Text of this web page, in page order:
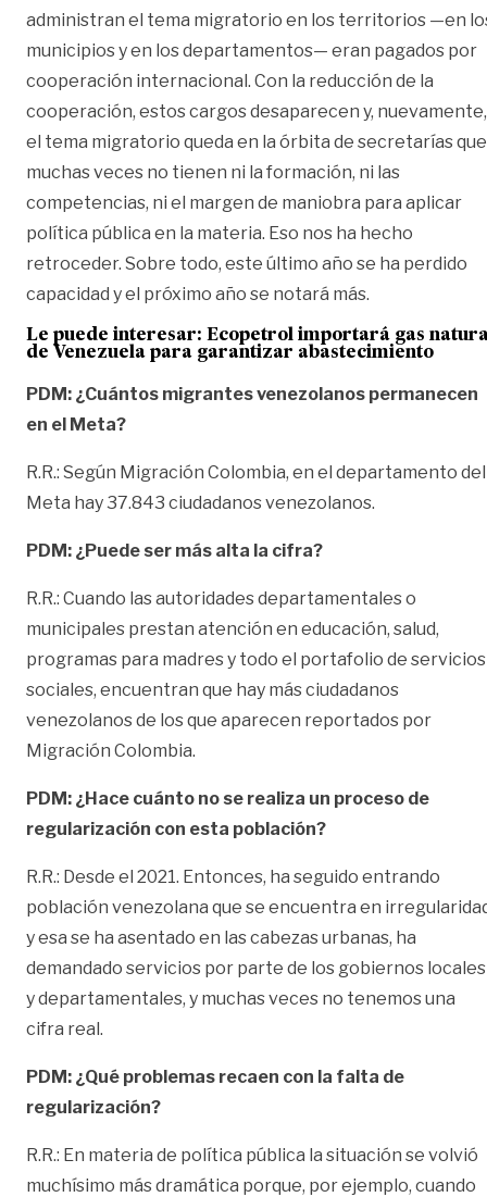
administran el tema migratorio en los territorios —en
municipios y en los departamentos— eran pagados por
cooperación internacional. Con la reducción de la
cooperación, estos cargos desaparecen y, nuevamente,
el tema migratorio queda en la órbita de secretarías que
muchas veces no tienen ni la formación, ni las
competencias, ni el margen de maniobra para aplicar
política pública en la materia. Eso nos ha hecho
retroceder. Sobre todo, este último año se ha perdido
capacidad y el próximo año se notará más.
Le puede interesar: Ecopetrol importará gas
de Venezuela para garantizar abastecimiento
PDM: ¿Cuántos migrantes venezolanos permanecen
en el Meta?
R.R.: Según Migración Colombia, en el departamento del
Meta hay 37.843 ciudadanos venezolanos.
PDM: ¿Puede ser más alta la cifra?
R.R.: Cuando las autoridades departamentales o
municipales prestan atención en educación, salud,
programas para madres y todo el portafolio de servicios
sociales, encuentran que hay más ciudadanos
venezolanos de los que aparecen reportados por
Migración Colombia.
PDM: ¿Hace cuánto no se realiza un proceso de
regularización con esta población?
R.R.: Desde el 2021. Entonces, ha seguido entrando
población venezolana que se encuentra en
y esa se ha asentado en las cabezas urbanas, ha
demandado servicios por parte de los gobiernos locales
y departamentales, y muchas veces no tenemos una
cifra real.
PDM: ¿Qué problemas recaen con la falta de
regularización?
R.R.: En materia de política pública la situación se volvió
muchísimo más dramática porque, por ejemplo, cuando